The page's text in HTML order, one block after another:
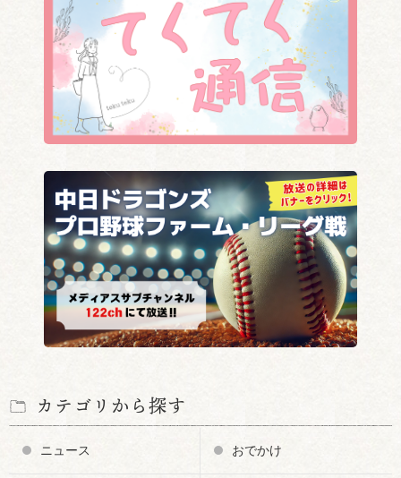
カテゴリから探す
ニュース おでかけ